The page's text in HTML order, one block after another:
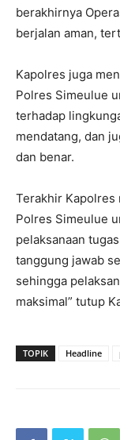
berakhirnya
berjalan aman,
Kapolres juga
Polres Simeulue
terhadap
mendatang, dan
dan benar.
Terakhir Kapolres
Polres Simeulue
pelaksanaan
tanggung jawab
sehingga
maksimal” tutup
TOPIK Headline